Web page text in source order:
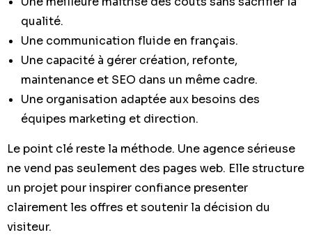
qualité.
Une communication fluide en français.
Une capacité à gérer création, refonte,
maintenance et SEO dans un même cadre.
Une organisation adaptée aux besoins des
équipes marketing et direction.
Le point clé reste la méthode. Une agence sérieuse
ne vend pas seulement des pages web. Elle structure
un projet pour inspirer confiance presenter
clairement les offres et soutenir la décision du
visiteur.